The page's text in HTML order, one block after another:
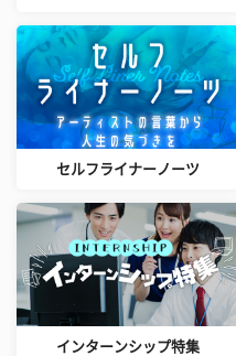
セルフライナーノーツ
インターンシップ特集